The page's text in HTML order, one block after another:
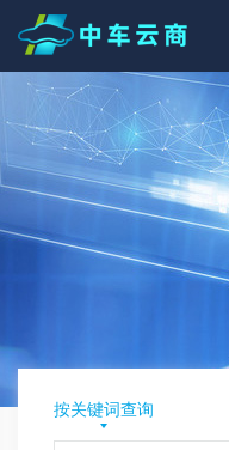
按关键词查询